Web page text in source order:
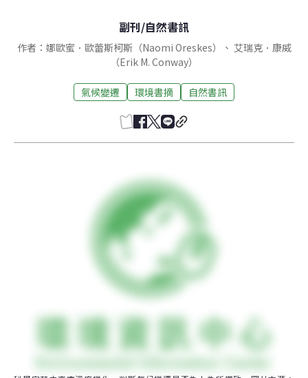
副刊/自然書訊
作者：娜歐蜜．歐蕾斯柯斯（Naomi Oreskes）、 艾瑞克．康威
（Erik M. Conway）
氣候變遷 環境書摘 自然書訊